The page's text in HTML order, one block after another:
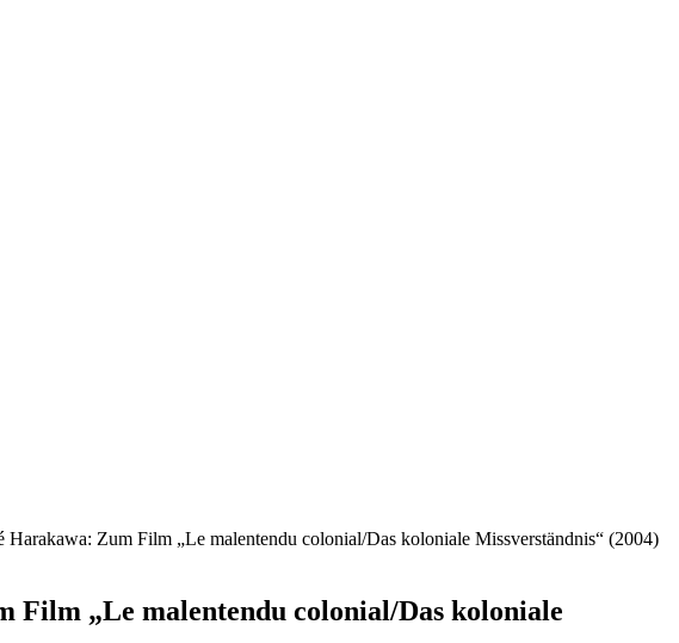
Zum Film „Le malentendu colonial/Das koloniale Missverständnis“ (2004)
Film „Le malentendu colonial/Das koloniale